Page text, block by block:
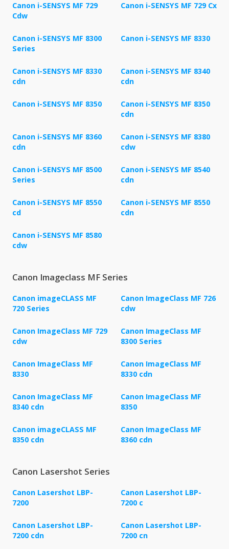
Canon i-SENSYS MF 729
Cdw
Canon i-SENSYS MF 729 Cx
Canon i-SENSYS MF 8300
Series
Canon i-SENSYS MF 8330
Canon i-SENSYS MF 8330
cdn
Canon i-SENSYS MF 8340
cdn
Canon i-SENSYS MF 8350
Canon i-SENSYS MF 8350
cdn
Canon i-SENSYS MF 8360
cdn
Canon i-SENSYS MF 8380
cdw
Canon i-SENSYS MF 8500
Series
Canon i-SENSYS MF 8540
cdn
Canon i-SENSYS MF 8550
cd
Canon i-SENSYS MF 8550
cdn
Canon i-SENSYS MF 8580
cdw
Canon Imageclass MF Series
Canon imageCLASS MF
720 Series
Canon ImageClass MF 726
cdw
Canon ImageClass MF 729
cdw
Canon ImageClass MF
8300 Series
Canon ImageClass MF
8330
Canon ImageClass MF
8330 cdn
Canon ImageClass MF
8340 cdn
Canon ImageClass MF
8350
Canon imageCLASS MF
8350 cdn
Canon ImageClass MF
8360 cdn
Canon Lasershot Series
Canon Lasershot LBP-
7200
Canon Lasershot LBP-
7200 c
Canon Lasershot LBP-
7200 cdn
Canon Lasershot LBP-
7200 cn